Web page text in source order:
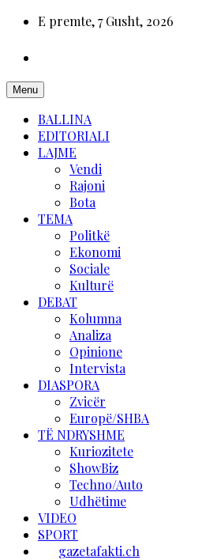
E premte, 7 Gusht, 2026
Menu
BALLINA
EDITORIALI
LAJME
Vendi
Rajoni
Bota
TEMA
Politkë
Ekonomi
Sociale
Kulturë
DEBAT
Kolumna
Analiza
Opinione
Intervista
DIASPORA
Zvicër
Europë/SHBA
TË NDRYSHME
Kuriozitete
ShowBiz
Techno/Auto
Udhëtime
VIDEO
SPORT
gazetafakti.ch